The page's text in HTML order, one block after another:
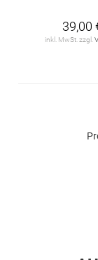
39,00
inkl. MwSt. zzgl.